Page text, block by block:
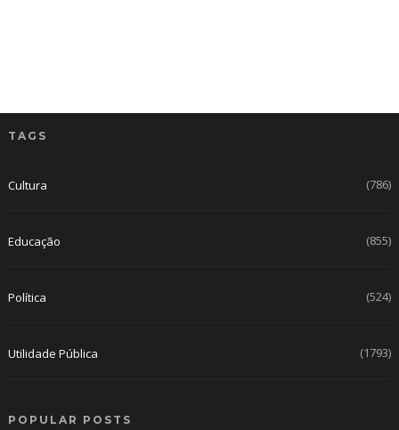
TAGS
Cultura (786)
Educação (855)
Política (524)
Utilidade Pública (1793)
POPULAR POSTS